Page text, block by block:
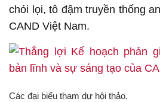
chói lọi, tô đậm truyền thống
CAND Việt Nam.
Các đại biểu tham dự hội thảo.